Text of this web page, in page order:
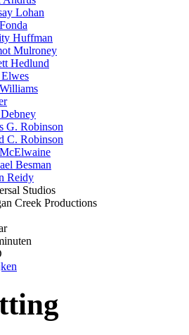
Lohan
Huffman
Mulroney
Hedlund
G. Robinson
C. Robinson
Besman
Reidy
Studios
Creek Productions